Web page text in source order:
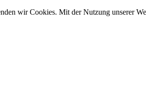
wir Cookies. Mit der Nutzung unserer